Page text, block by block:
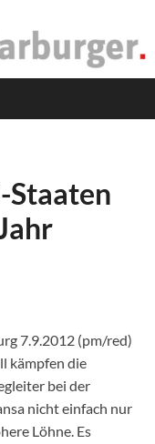
Staaten
7.9.2012 (pm/red)
kämpfen die
bei der
nicht einfach nur
Löhne. Es